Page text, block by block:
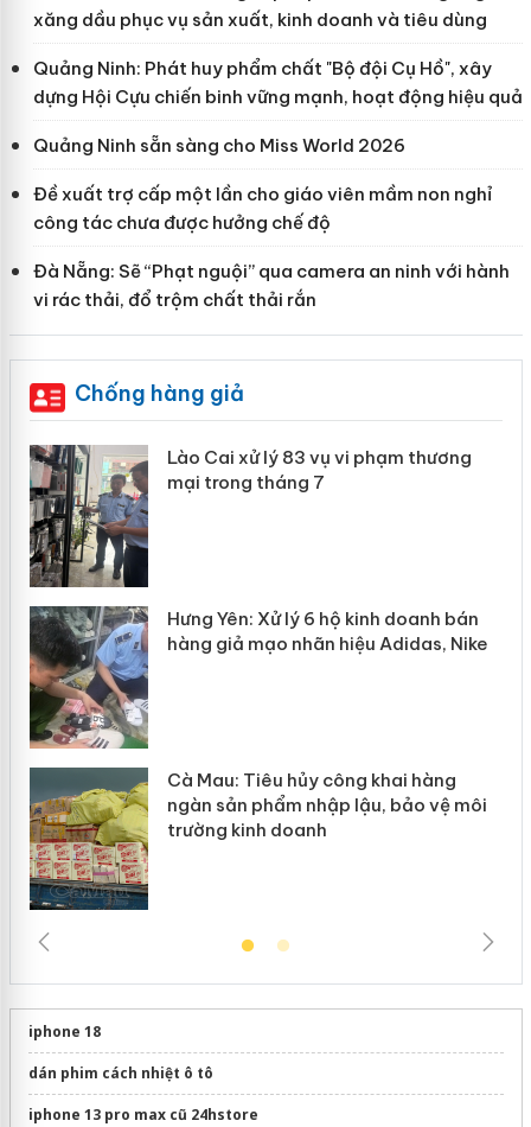
xăng dầu phục vụ sản xuất, kinh doanh và tiêu dùng
Quảng Ninh: Phát huy phẩm chất "Bộ đội Cụ Hồ", xây
dựng Hội Cựu chiến binh vững mạnh, hoạt động hiệu quả
Quảng Ninh sẵn sàng cho Miss World 2026
Đề xuất trợ cấp một lần cho giáo viên mầm non nghỉ
công tác chưa được hưởng chế độ
Đà Nẵng: Sẽ “Phạt nguội” qua camera an ninh với hành
vi rác thải, đổ trộm chất thải rắn
Chống hàng giả
Lào Cai xử lý 83 vụ vi phạm thương
mại trong tháng 7
Hưng Yên: Xử lý 6 hộ kinh doanh bán
hàng giả mạo nhãn hiệu Adidas, Nike
Cà Mau: Tiêu hủy công khai hàng
ngàn sản phẩm nhập lậu, bảo vệ môi
trường kinh doanh
iphone 18
dán phim cách nhiệt ô tô
iphone 13 pro max cũ 24hstore